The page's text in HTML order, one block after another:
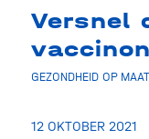
Versnel
GEZONDHEID OP MAAT
12 OKTOBER 2021